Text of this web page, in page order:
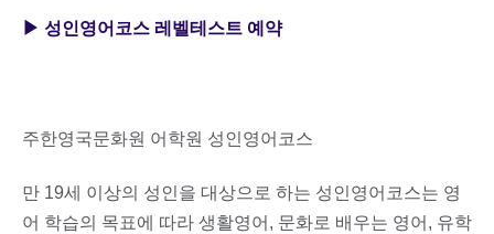
▶ 성인영어코스 레벨테스트 예약
주한영국문화원 어학원 성인영어코스
만 19세 이상의 성인을 대상으로 하는 성인영어코스는 영
어 학습의 목표에 따라 생활영어, 문화로 배우는 영어, 유학